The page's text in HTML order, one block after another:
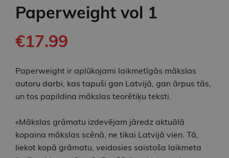
Paperweight vol 1
€17.99
Paperweight ir aplūkojami laikmetīgās mākslas
autoru darbi, kas tapuši gan Latvijā, gan ārpus tās,
un tos papildina mākslas teorētiķu teksti.
«Mākslas grāmatu izdevējam jāredz aktuālā
kopaina mākslas scēnā, ne tikai Latvijā vien. Tā,
liekot kopā grāmatu, veidosies saistoša laikmeta